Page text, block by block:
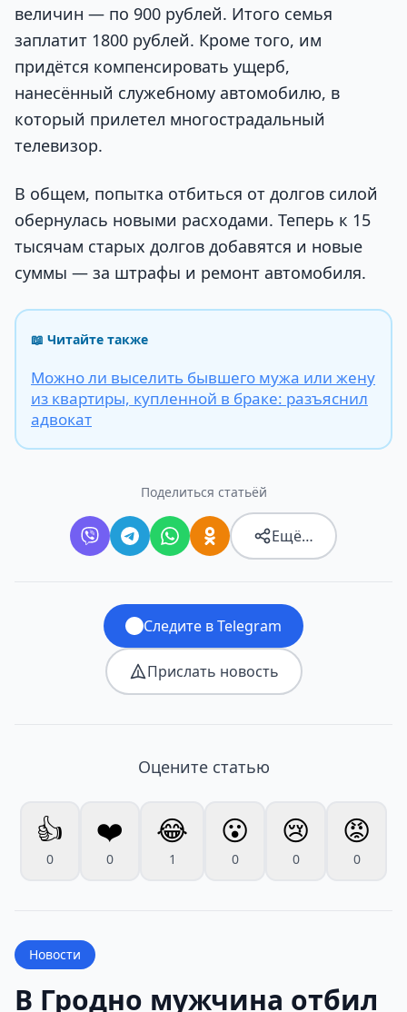
величин — по 900 рублей. Итого семья
заплатит 1800 рублей. Кроме того, им
придётся компенсировать ущерб,
нанесённый служебному автомобилю, в
который прилетел многострадальный
телевизор.
В общем, попытка отбиться от долгов силой
обернулась новыми расходами. Теперь к 15
тысячам старых долгов добавятся и новые
суммы — за штрафы и ремонт автомобиля.
📖 Читайте также
Можно ли выселить бывшего мужа или жену
из квартиры, купленной в браке: разъяснил
адвокат
Поделиться статьёй
Ещё…
Следите в Telegram
Прислать новость
Оцените статью
👍
0
❤️
0
😂
1
😮
0
😢
0
😡
0
Новости
В Гродно мужчина отбил